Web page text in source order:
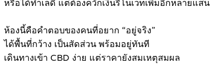
หรือได้ทำเลดี แต่ต้องควักเงินรีโนเวทเพิ่มอีกหลายแสน
ห้องนี้คือคำตอบของคนที่อยาก “อยู่จริง”
ได้พื้นที่กว้าง เป็นสัดส่วน พร้อมอยู่ทันที
เดินทางเข้า CBD ง่าย แต่ราคายังสมเหตุสมผล